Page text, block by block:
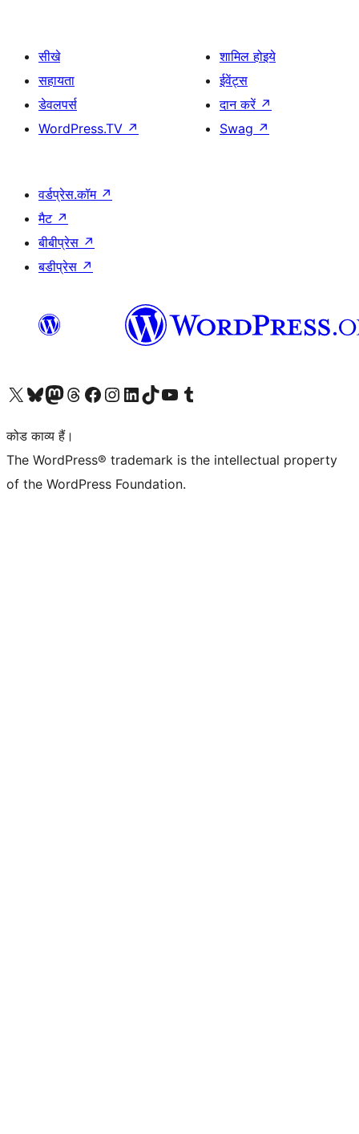
सीखे
सहायता
डेवलपर्स
WordPress.TV ↗
शामिल होइये
ईवेंट्स
दान करें ↗
Swag ↗
वर्डप्रेस.कॉम ↗
मैट ↗
बीबीप्रेस ↗
बडीप्रेस ↗
Visit our X (formerly Twitter) account
हमारे बलुस्की खाते पर जाएँVisit our Mastodon account
हमारे थ्रेड्स अकाउंट पर जाएंहमारे फेसबुक पेज पर जाएँहमारे इंस्टाग्राम अकाउंट पर जाएंहमारे लिंक्डइन खाते पर जाएँहमारे टिकटॉक खाते पर जाएँहमारे यूट्यूब चैनल पर जाएंहमारे Tumblr खाते पर जाएँ
कोड काव्य हैं।
The WordPress® trademark is the intellectual property
of the WordPress Foundation.